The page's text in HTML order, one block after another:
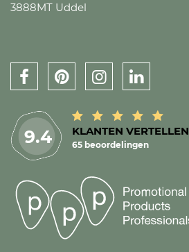
3888MT Uddel
9.4 KLANTEN VERTELLEN
65 beoordelingen